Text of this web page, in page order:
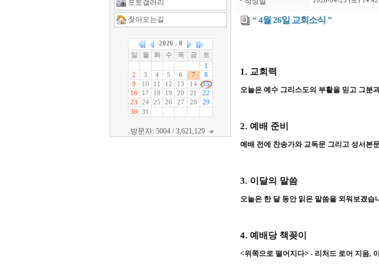
포토갤러리
찾아오는길
방문자: 5004 / 3,621,129
“ 4월 26일 교회소식 ”
1. 교회력
오늘은 예수 그리스도의 부활을 믿고 그분
2. 예배 준비
예배 전에 찬송가와 교독문 그리고 성서본
3. 이달의 말씀
오늘은 한 달 동안 읽은 말씀을 외워보겠습
4. 예배당 책꽂이
<위쪽으로 떨어지다> - 리처드 로어 지음,